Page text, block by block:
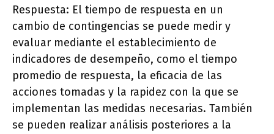
Respuesta: El tiempo de respuesta en un
cambio de contingencias se puede medir y
evaluar mediante el establecimiento de
indicadores de desempeño, como el tiempo
promedio de respuesta, la eficacia de las
acciones tomadas y la rapidez con la que se
implementan las medidas necesarias. También
se pueden realizar análisis posteriores a la